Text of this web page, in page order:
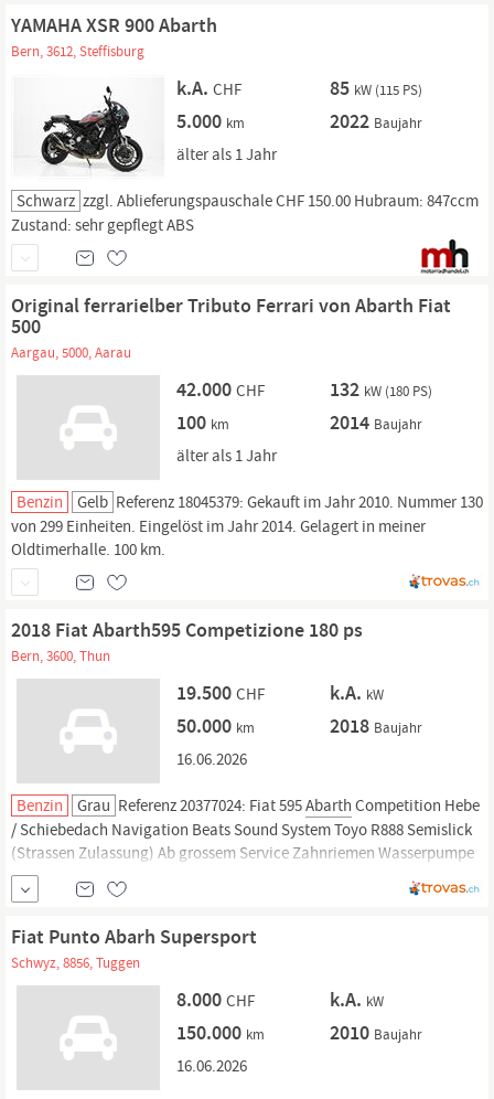
YAMAHA XSR 900 Abarth
Bern, 3612, Steffisburg
k.A. CHF 85 kW (115 PS)
5.000 km 2022 Baujahr
älter als 1 Jahr
Schwarz zzgl. Ablieferungspauschale CHF 150.00 Hubraum: 847ccm
Zustand: sehr gepflegt ABS
Original ferrarielber Tributo Ferrari von Abarth Fiat
500
Aargau, 5000, Aarau
42.000 CHF 132 kW (180 PS)
100 km 2014 Baujahr
älter als 1 Jahr
Benzin Gelb Referenz 18045379: Gekauft im Jahr 2010. Nummer 130
von 299 Einheiten. Eingelöst im Jahr 2014. Gelagert in meiner
Oldtimerhalle. 100 km.
2018 Fiat Abarth595 Competizione 180 ps
Bern, 3600, Thun
19.500 CHF k.A. kW
50.000 km 2018 Baujahr
16.06.2026
Benzin Grau Referenz 20377024: Fiat 595Abarth Competition Hebe
/ Schiebedach Navigation Beats Sound System Toyo R888 Semislick
(Strassen Zulassung) Ab grossem Service Zahnriemen Wasserpumpe
& Spanner neu. Fahrzeug kann in Thun besichtigt und Probegefahren
werden
Fiat Punto Abarh Supersport
Schwyz, 8856, Tuggen
8.000 CHF k.A. kW
150.000 km 2010 Baujahr
16.06.2026